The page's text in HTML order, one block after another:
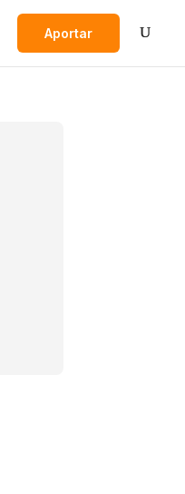
Aportar